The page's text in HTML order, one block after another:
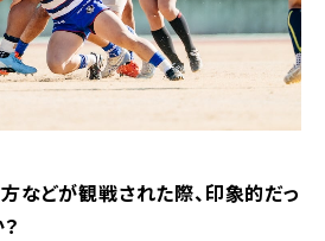
などが観戦された際、印象的だっ